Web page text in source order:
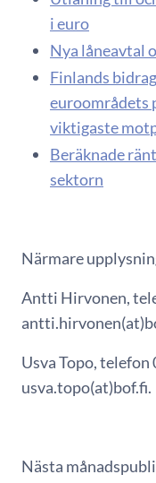
i euro
Nya låneavtal
Finlands
euroområdets
viktigaste
Beräknade
sektorn
Närmare
Antti Hirvonen,
Usva Topo, telefon
usva.topo(at)bof.fi.
Nästa